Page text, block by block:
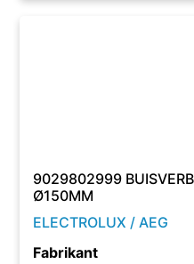
9029802999
Ø150MM
ELECTROLUX / AEG
Fabrikant